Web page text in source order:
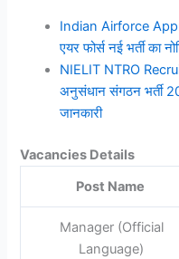
Indian Airforce
एयर फोर्स नई भर्ती का
NIELIT NTRO
अनुसंधान संगठन भर्ती
जानकारी
Vacancies Details
Post Name
Manager (Official
Language)